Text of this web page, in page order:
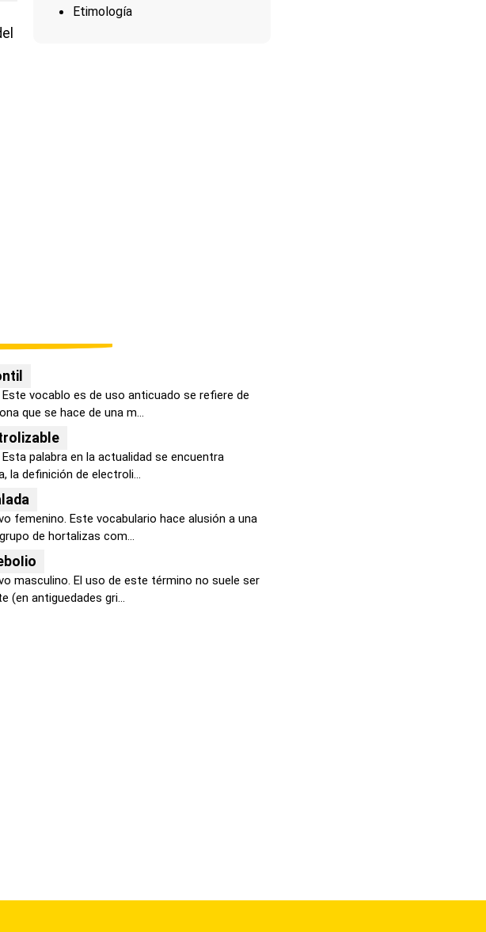
Etimología
vocablo es de uso anticuado se refiere de
que se hace de una m...
palabra en la actualidad se encuentra
la definición de electroli...
femenino. Este vocabulario hace alusión a una
de hortalizas com...
masculino. El uso de este término no suele ser
(en antiguedades gri...